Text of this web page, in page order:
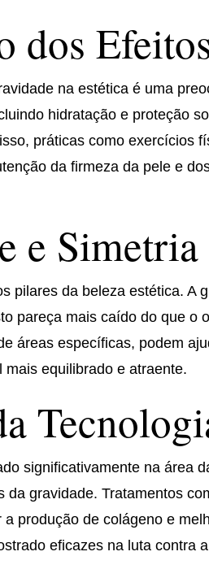
dos
na estética é uma
hidratação e proteção
práticas como exercícios
da firmeza da pele e
e
pilares da beleza estética. A
pareça mais caído do que o
áreas específicas, podem
mais equilibrado e atraente.
significativamente na área
da gravidade. Tratamentos
produção de colágeno e
eficazes na luta contra